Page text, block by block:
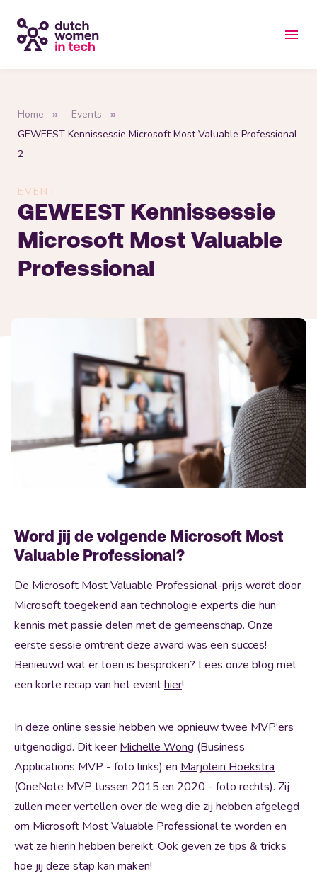
Home
Events
GEWEEST Kennissessie Microsoft Most Valuable Professional
2
EVENT
GEWEEST Kennissessie
Microsoft Most Valuable
Professional
Word jij de volgende Microsoft Most
Valuable Professional?
De Microsoft Most Valuable Professional-prijs wordt door
Microsoft toegekend aan technologie experts die hun
kennis met passie delen met de gemeenschap. Onze
eerste sessie omtrent deze award was een succes!
Benieuwd wat er toen is besproken? Lees onze blog met
een korte recap van het eventhier!
In deze online sessie hebben we opnieuw twee MVP'ers
uitgenodigd. Dit keer Michelle Wong (Business
Applications MVP - foto links) en Marjolein Hoekstra
(OneNote MVP tussen 2015 en 2020 - foto rechts). Zij
zullen meer vertellen over de weg die zij hebben afgelegd
om Microsoft Most Valuable Professional te worden en
wat ze hierin hebben bereikt. Ook geven ze tips & tricks
hoe jij deze stap kan maken!